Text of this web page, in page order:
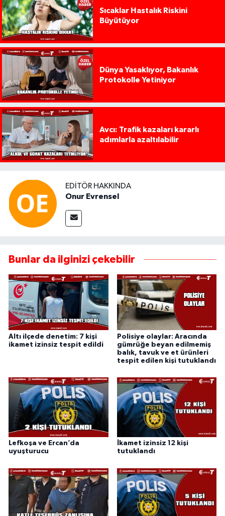
Sıcaklar Hastalık Riskini
Büyütüyor
Dünya Yasaklıyor, Bakanlık
Protokolle Yetiniyor
Avcı: Trafik kazaları kararlı
adımlarla azaltılabilir
EDITÖR HAKKINDA
Onur Evrensel
Bunlar da ilginizi çekebilir
Altı ilçede denetim: 7 kişi
ikamet izinsiz tespit edildi
Polisiye olaylar: Aracında
gümrüğe beyan edilmemiş
balık, tavuk ve et ürünleri
tespit edilen kişi tutuklandı
Lefkoşa ve Ercan’da
uyuşturucu
İkamet izinsiz 12 kişi
tutuklandı